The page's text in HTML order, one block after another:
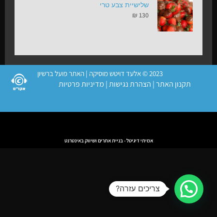
שלישיית צבע טרי
₪ 130
2023 © אלעד דויטש מוסיקה | האתר פועל ברשיון
תקנון האתר| הצהרת נגישות| מדיניות פרטיות
אמיתי דיגיטל - בניית אתרים ושיווק באינטרנט
צריכים עזרה?